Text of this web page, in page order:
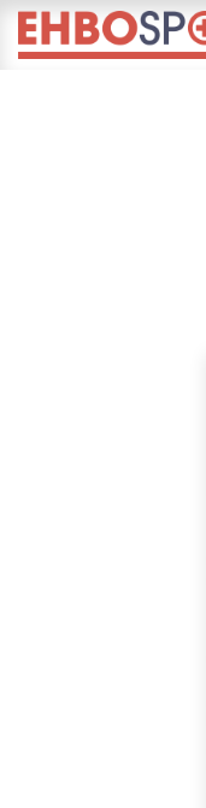
Overslaan naar inhoud